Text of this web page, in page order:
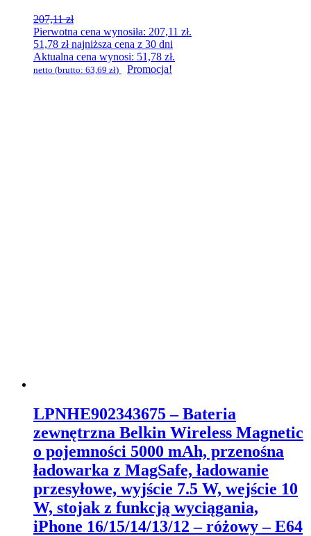
207,11zł
Pierwotna cena wynosiła: 207,11 zł.
51,78 złnajniższa cena z 30 dni
Aktualna cena wynosi: 51,78 zł.
netto (brutto: 63,69 zł) Promocja!
LPNHE902343675 – Bateria
zewnętrzna Belkin Wireless Magnetic
o pojemności 5000 mAh, przenośna
ładowarka z MagSafe, ładowanie
przesyłowe, wyjście 7.5 W, wejście 10
W, stojak z funkcją wyciągania,
iPhone 16/15/14/13/12 – różowy – E64